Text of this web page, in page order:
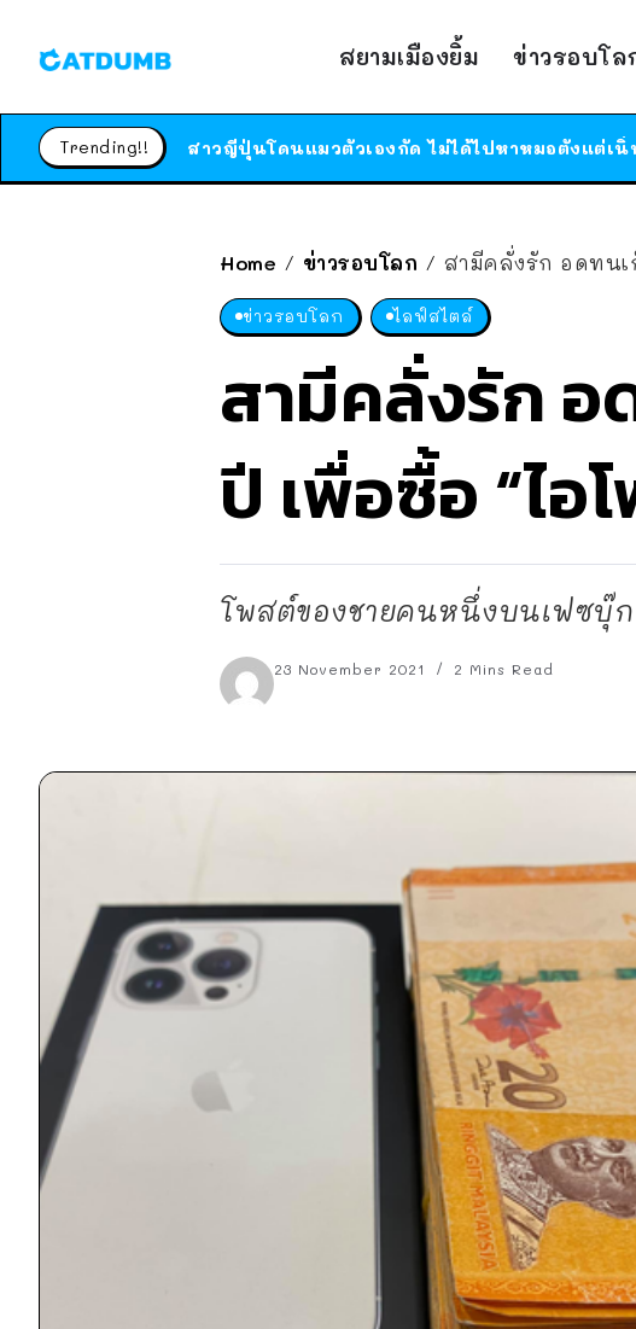
สยามเมืองยิ้ม ข่าวรอบโล
Trending!!
Home / ข่าวรอบโลก / สามีคลั่งรัก อดทนเ
ข่าวรอบโลก ไลฟ์สไตล์
สามีคลั่งรัก อ
ปี เพื่อซื้อ “ไอ
โพสต์ของชายคนหนึ่งบนเฟซบุ๊ก
23 November 2021 2 Mins Read